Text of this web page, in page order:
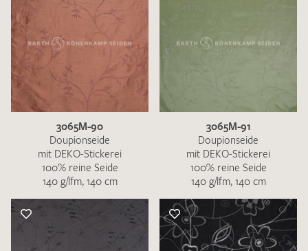
3065M-90
Doupionseide
mit DEKO-Stickerei
100% reine Seide
140 g/lfm, 140 cm
3065M-91
Doupionseide
mit DEKO-Stickerei
100% reine Seide
140 g/lfm, 140 cm